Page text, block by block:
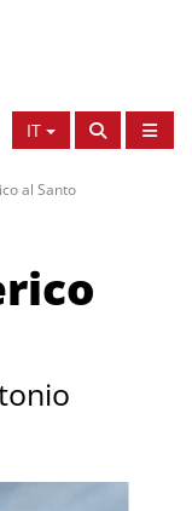
IT
al Santo